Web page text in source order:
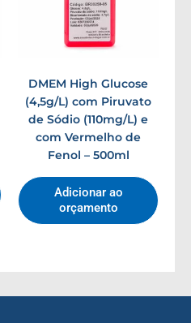
DMEM High Glucose
(4,5g/L) com Piruvato
de Sódio (110mg/L) e
com Vermelho de
Fenol – 500ml
Adicionar ao
orçamento